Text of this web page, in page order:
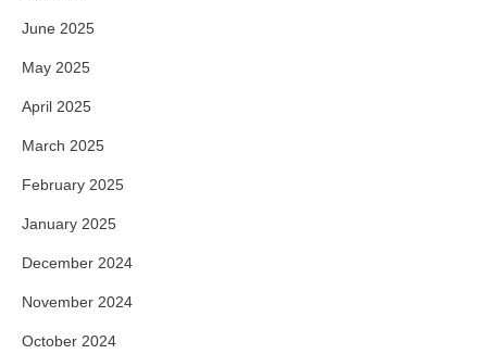
June 2025
May 2025
April 2025
March 2025
February 2025
January 2025
December 2024
November 2024
October 2024